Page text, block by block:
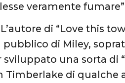
veramente
L’autore di “Love this
di Miley,
una sorta di
Timberlake di qualche